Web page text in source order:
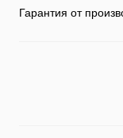
Гарантия от